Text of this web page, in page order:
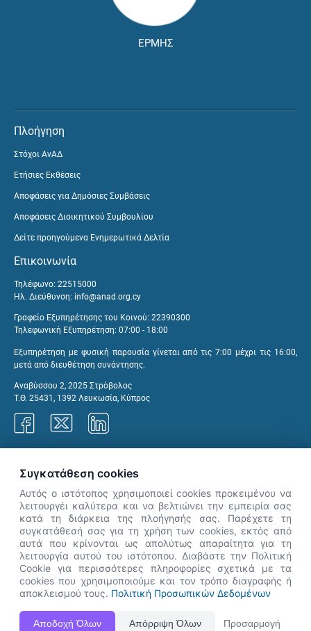
ΕΡΜΗΣ
Πλοήγηση
Στόχοι ΑνΑΔ
Ετήσιες Εκθέσεις
Αποφάσεις για Δημόσιες Συμβάσεις
Αποφάσεις Διοικητικού Συμβουλίου
Δείτε προηγούμενα Ενημερωτικά Δελτία
Επικοινωνία
Τηλέφωνο: 22515000
Ηλ. Διεύθυνση: info@anad.org.cy
Γραφείο Εξυπηρέτησης του Κοινού: 22390300
Τηλεφωνική Εξυπηρέτηση: 07:00 - 18:00
Εξυπηρέτηση με φυσική παρουσία γίνεται από τις 7:00 μέχρι τις 16:00,
μετά από διευθέτηση συνάντησης.
Αναβύσσου 2, 2025 Στρόβολος
Τ.Θ. 25431, 1392 Λευκωσία, Κύπρος
Η Ιστοσελίδα ΑνΑΔ είναι πλήρως συμβατή με τις νεότερες εκδόσεις, Google Chrome, Mozilla Firefox,
Apple Safari καθώς και Internet Explorer.
👋 Καλώς ήρθες! Είμαι η Νόησις.
Πες μου πώς μπορώ να σε βοηθήσω
σήμερα.
Συγκατάθεση cookies
Αυτός ο ιστότοπος χρησιμοποιεί cookies προκειμένου να
λειτουργέι καλύτερα και να βελτιώνει την εμπειρία σας
κατά τη διάρκεια της πλοήγησής σας. Παρέχετε τη
συγκατάθεσή σας για τη χρήση των cookies, εκτός από
αυτά που κρίνονται ως απολύτως απαραίτητα για τη
λειτουργία αυτού του ιστότοπου. Διαβάστε την Πολιτική
Cookie για περισσότερες πληροφορίες σχετικά με τα
cookies που χρησιμοποιούμε και τον τρόπο διαγραφής ή
αποκλεισμού τους. Πολιτική Προσωπικών Δεδομένων
Αποδοχή Όλων Απόρριψη Όλων Προσαρμογή